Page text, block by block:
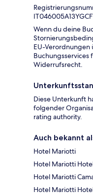
Wenn du deine
EU-
Widerrufsrecht.
Diese Unterkunft
folgender
rating authority.
Auch bekannt
Hotel Mariotti
Hotel Mariotti
Hotel Mariotti
Hotel Mariotti